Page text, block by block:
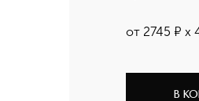
от 2745 ¤ х
В